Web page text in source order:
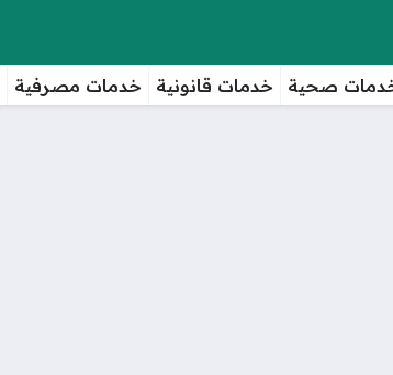
صحية خدمات قانونية خدمات مصرفية